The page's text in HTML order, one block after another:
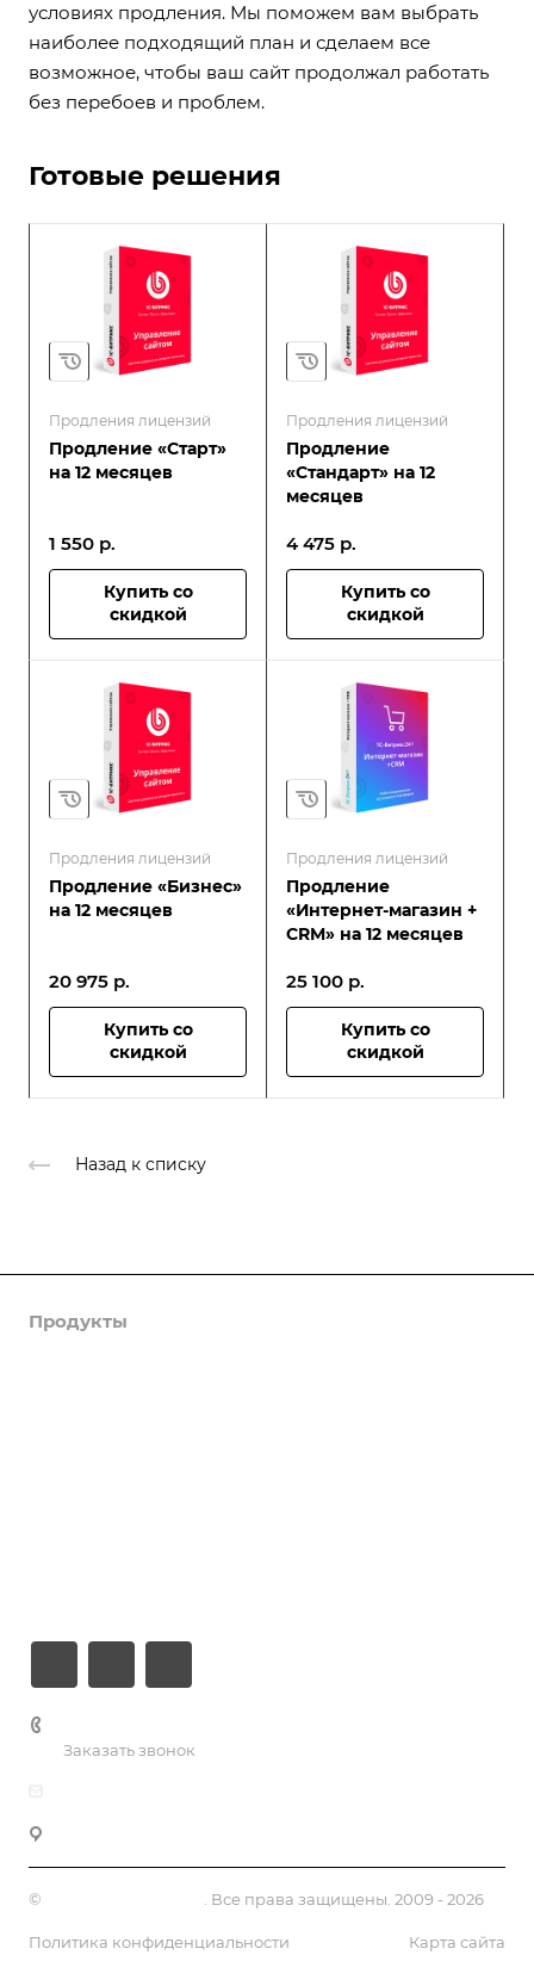
условиях продления. Мы поможем вам выбрать
наиболее подходящий план и сделаем все
возможное, чтобы ваш сайт продолжал работать
без перебоев и проблем.
Готовые решения
Продления лицензий
Продление «Старт»
на 12 месяцев
1 550 р.
Купить со
скидкой
Продления лицензий
Продление
«Стандарт» на 12
месяцев
4 475 р.
Купить со
скидкой
Продления лицензий
Продление «Бизнес»
на 12 месяцев
20 975 р.
Купить со
скидкой
Продления лицензий
Продление
«Интернет-магазин +
CRM» на 12 месяцев
25 100 р.
Купить со
скидкой
Назад к списку
Продукты
Заказать звонок
© . Все права защищены. 2009 - 2026
Политика конфиденциальности Карта сайта